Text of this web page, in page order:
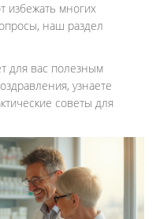
избежать многих
наш раздел
для вас полезным
узнаете
советы для